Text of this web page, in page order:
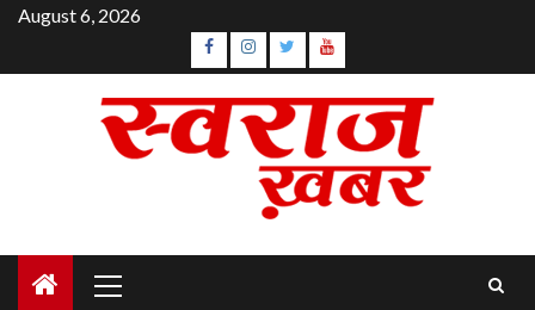
Skip
content
August 6, 2026
Facebook
Instagram
TwitterYouTube
Menu